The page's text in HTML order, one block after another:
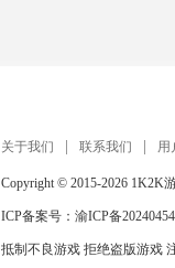
关于我们 联系我们 用
Copyright © 2015-2026 1K2K
ICP备案号： 渝ICP备
抵制不良游戏 拒绝盗版游戏